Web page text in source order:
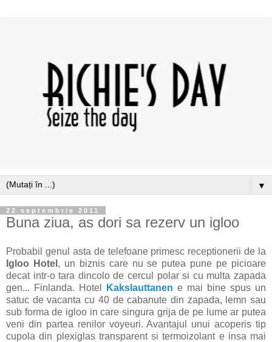
▼
22 septembrie 2011
Buna ziua, as dori sa rezerv un igloo
Probabil genul asta de telefoane primesc receptionerii de la
Igloo Hotel , un biznis care nu se putea pune pe picioare
decat intr-o tara dincolo de cercul polar si cu multa zapada
gen... Finlanda. Hotel
Kakslauttanen e mai bine spus un
satuc de vacanta cu 40 de cabanute din zapada, lemn sau
sub forma de igloo in care singura grija de pe lume ar putea
veni din partea renilor voyeuri. Avantajul unui acoperis tip
cupola din plexiglas transparent si termoizolant e insa mai